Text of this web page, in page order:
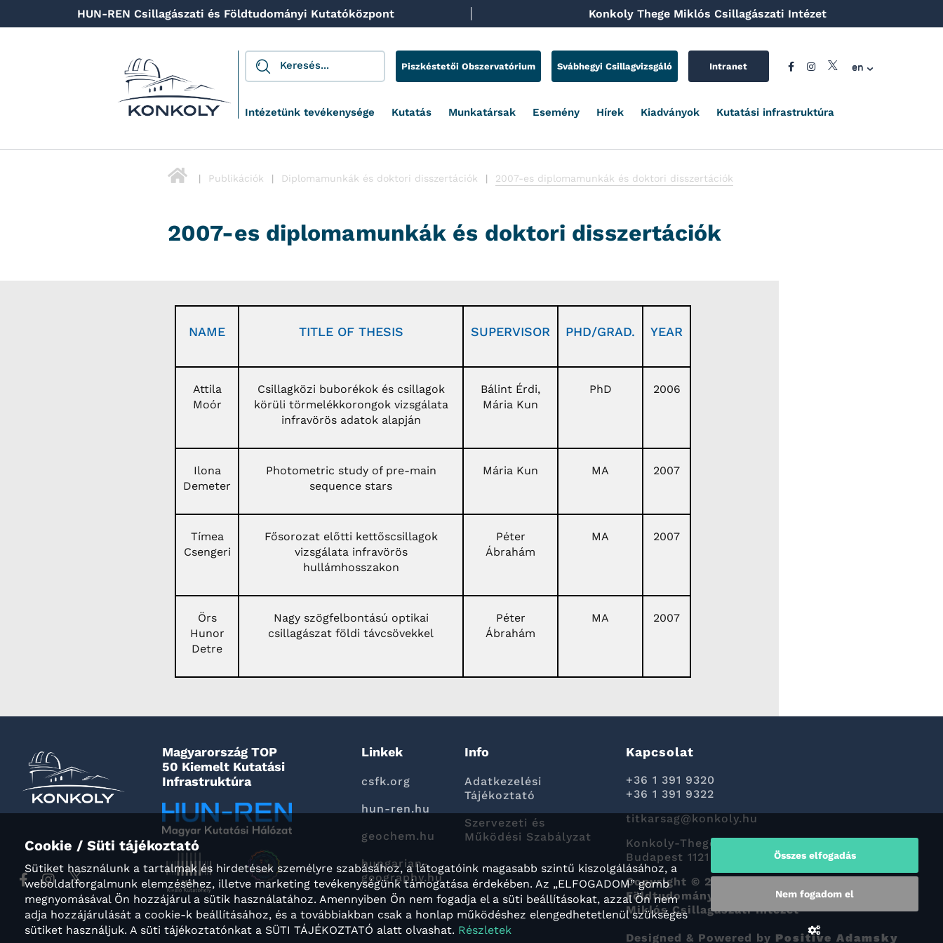
HUN-REN Csillagászati és Földtudományi Kutatóközpont Konkoly Thege Miklós Csillagászati Intézet
Piszkéstetői Obszervatórium Svábhegyi Csillagvizsgáló Intranet en
Intézetünk tevékenysége Kutatás Munkatársak Esemény Hírek Kiadványok Kutatási infrastruktúra
Publikációk Diplomamunkák és doktori disszertációk 2007-es diplomamunkák és doktori disszertációk
2007-es diplomamunkák és doktori disszertációk
NAME TITLE OF THESIS SUPERVISOR PHD/GRAD. YEAR
Attila
Moór
Csillagközi buborékok és csillagok
körüli törmelékkorongok vizsgálata
infravörös adatok alapján
Bálint Érdi,
Mária Kun
PhD 2006
Ilona
Demeter
Photometric study of pre-main
sequence stars
Mária Kun MA 2007
Tímea
Csengeri
Fősorozat előtti kettőscsillagok
vizsgálata infravörös
hullámhosszakon
Péter
Ábrahám
MA 2007
Örs
Hunor
Detre
Nagy szögfelbontású optikai
csillagászat földi távcsövekkel
Péter
Ábrahám
MA 2007
Magyarország TOP
50 Kiemelt Kutatási
Infrastruktúra
Linkek
csfk.org
hun-ren.hu
geochem.hu
hungarian-
geography.hu
Info
Adatkezelési
Tájékoztató
Szervezeti és
Működési Szabályzat
Kapcsolat
+36 1 391 9320
+36 1 391 9322
titkarsag@konkoly.hu
Konkoly-Thege Miklós út 15-17.
Budapest 1121
Copyright © 2022 HUN-REN Csillagászati és
Földtudományi Kutatóközpont Konkoly Thege
Miklós Csillagászati Intézet
Designed & Powered by Positive Adamsky
Cookie / Süti tájékoztató
Sütiket használunk a tartalmak és hirdetések személyre szabásához, a látogatóink magasabb szintű kiszolgálásához, a
weboldalforgalmunk elemzéséhez, illetve marketing tevékenységünk támogatása érdekében. Az „ELFOGADOM” gomb
megnyomásával Ön hozzájárul a sütik használatához. Amennyiben Ön nem fogadja el a süti beállításokat, azzal Ön nem
adja hozzájárulását a cookie-k beállításához, és a továbbiakban csak a honlap működéshez elengedhetetlenül szükséges
sütiket használjuk. A süti tájékoztatónkat a SÜTI TÁJÉKOZTATÓ alatt olvashat. Részletek
Összes elfogadás
Nem fogadom el